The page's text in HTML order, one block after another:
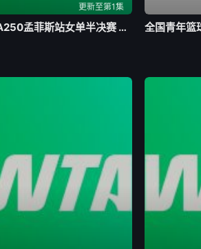
更新至第1集
WTA250孟菲斯站女单半决赛 维德曼诺娃2-0扎拉祖阿20260802